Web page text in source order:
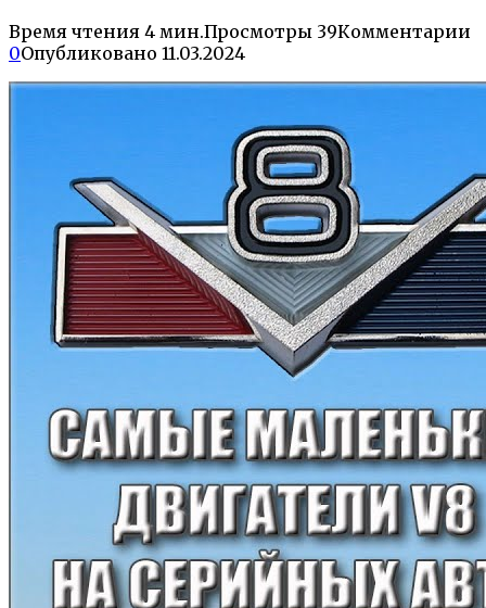
Время чтения 4 мин.Просмотры 39Комментарии
0Опубликовано 11.03.2024